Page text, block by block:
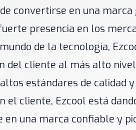
convertirse en una marca
presencia en los
de la tecnología,
del cliente al más alto
estándares de calidad
el cliente, Ezcool está
en una marca confiable y